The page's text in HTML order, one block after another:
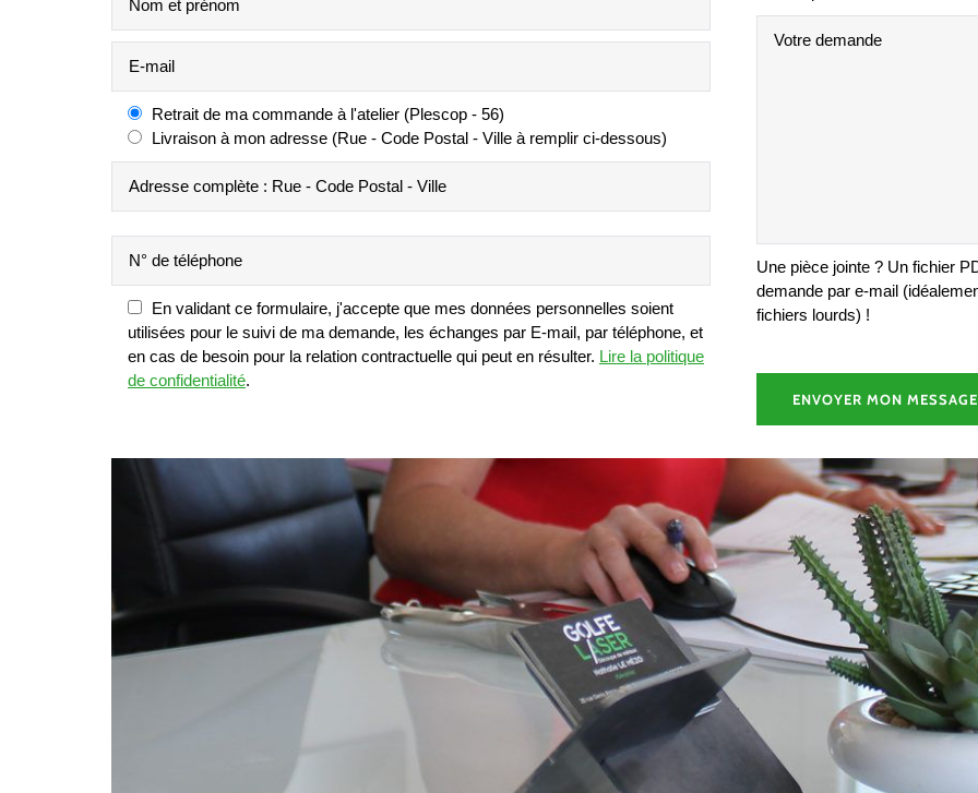
Retrait de ma commande à l'atelier (Plescop - 56)
Livraison à mon adresse (Rue - Code Postal - Ville à remplir ci-dessous)
En validant ce formulaire, j'accepte que mes données personnelles soient
utilisées pour le suivi de ma demande, les échanges par E-mail, par téléphone, et
en cas de besoin pour la relation contractuelle qui peut en résulter. Lire la politique
de confidentialité.
Une pièce jointe ? Un fichier
demande par e-mail
fichiers lourds) !